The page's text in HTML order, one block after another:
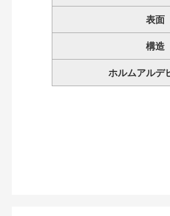
表面
構造
ホルムアルデ